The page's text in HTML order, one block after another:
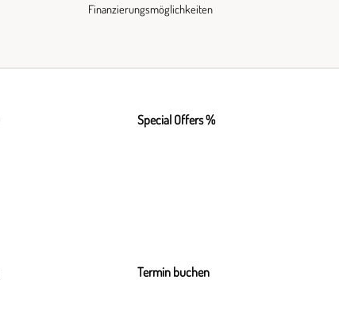
Finanzierungsmöglichkeiten
Special Offers %
Termin buchen